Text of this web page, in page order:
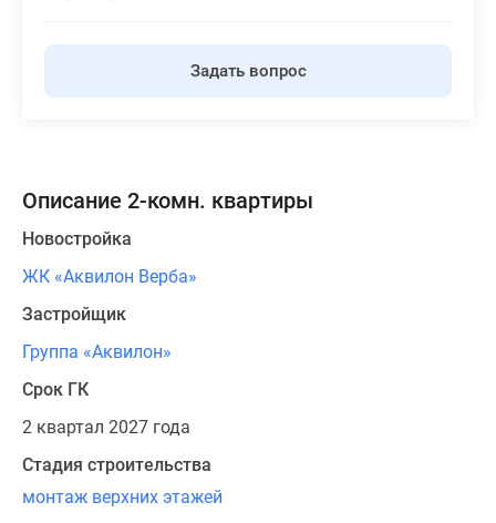
Задать вопрос
Описание 2-комн. квартиры
Новостройка
ЖК «Аквилон Верба»
Застройщик
Группа «Аквилон»
Срок ГК
2 квартал 2027 года
Стадия строительства
монтаж верхних этажей